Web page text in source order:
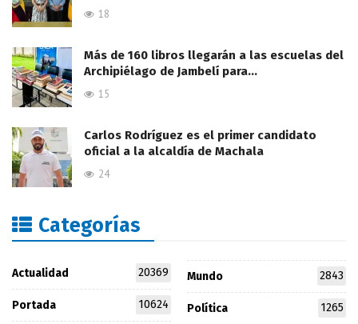
18
Más de 160 libros llegarán a las escuelas del
Archipiélago de Jambelí para…
15
Carlos Rodríguez es el primer candidato
oficial a la alcaldía de Machala
24
Categorías
Actualidad 20369
Portada 10624
Mundo 2843
Política 1265